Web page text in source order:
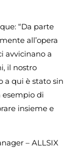
“Da parte
all’opera
avvicinano a
il nostro
a qui è stato sin
esempio di
insieme e
– ALLSIX